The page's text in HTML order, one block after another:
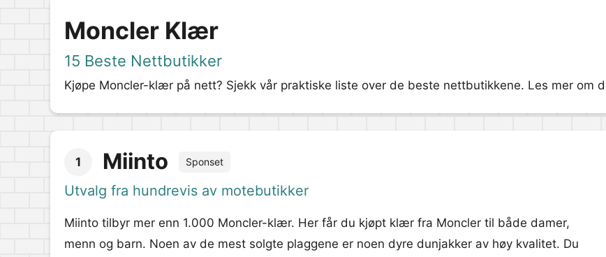
Moncler Klær
15 Beste Nettbutikker
Kjøpe Moncler-klær på nett? Sjekk vår praktiske liste over de beste nettbutikkene. Les mer om
1 Miinto Sponset
Utvalg fra hundrevis av motebutikker
Miinto tilbyr mer enn 1.000 Moncler-klær. Her får du kjøpt klær fra Moncler til både damer,
menn og barn. Noen av de mest solgte plaggene er noen dyre dunjakker av høy kvalitet. Du